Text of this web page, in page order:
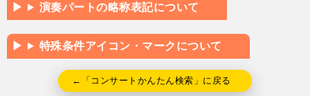
演奏パートの略称表記について
特殊条件アイコン・マークについて
←「コンサートかんたん検索」に戻る